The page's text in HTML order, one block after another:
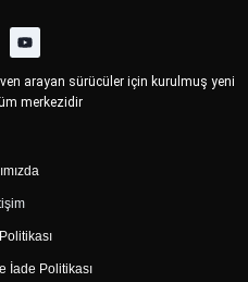
arayan sürücüler için kurulmuş yeni
merkezidir
İade Politikası